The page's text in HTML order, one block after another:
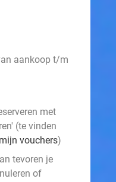
aankoop t/m
met
(te vinden
mijn vouchers)
tevoren je
of